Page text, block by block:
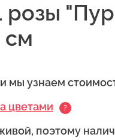
розы
см
и мы узнаем
цветами
?
поэтому
магазинов. После чего,